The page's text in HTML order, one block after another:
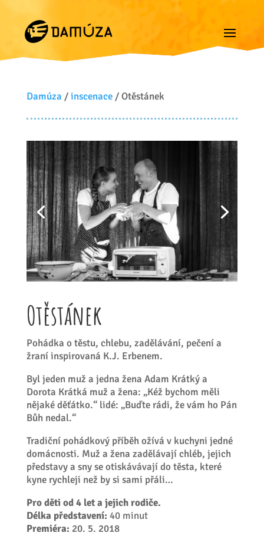
Damúza /inscenace/ Otěstánek
Otěstánek
Pohádka o těstu, chlebu, zadělávání, pečení a
žraní inspirovaná K.J. Erbenem.
Byl jeden muž a jedna žena Adam Krátký a
Dorota Krátká muž a žena: „Kéž bychom měli
nějaké děťátko.“ lidé: „Buďte rádi, že vám ho Pán
Bůh nedal.“
Tradiční pohádkový příběh ožívá v kuchyni jedné
domácnosti. Muž a žena zadělávají chléb, jejich
představy a sny se otiskávávají do těsta, které
kyne rychleji než by si sami přáli…
Pro děti od 4 let a jejich rodiče.
Délka představení: 40 minut
Premiéra: 20. 5. 2018